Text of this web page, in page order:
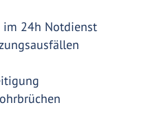
im 24h Notdienst